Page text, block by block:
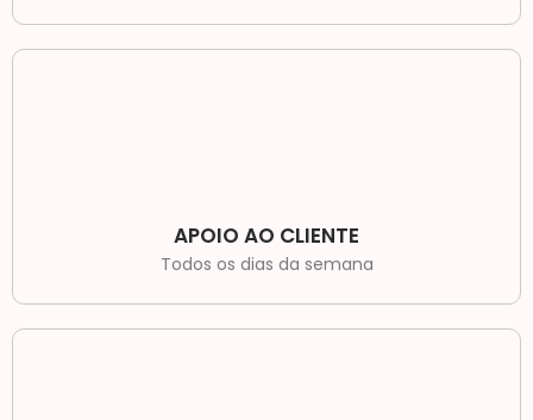
APOIO AO CLIENTE
Todos os dias da semana